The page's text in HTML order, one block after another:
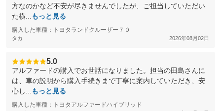
方なのかなど不安が尽きませんでしたが、ご担当していただい
た横...
もっと見る
購入した車種：トヨタランドクルーザー７０
タカ 2026年08月02日
5.0
アルファードの購入でお世話になりました。担当の田島さんに
は、車の説明から購入手続きまで丁寧に案内していただき、安
心し...
もっと見る
購入した車種：トヨタアルファードハイブリッド